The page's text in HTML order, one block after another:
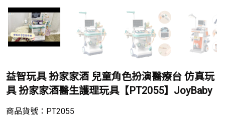
益智玩具 扮家家酒 兒童角色扮演醫療台 仿真玩
具 扮家家酒醫生護理玩具【PT2055】JoyBaby
商品貨號： PT2055